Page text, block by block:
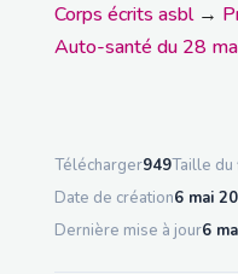
Corps écrits asbl→
Auto-santé du 28
Télécharger949Taille du
Date de création6 mai
Dernière mise à jour6